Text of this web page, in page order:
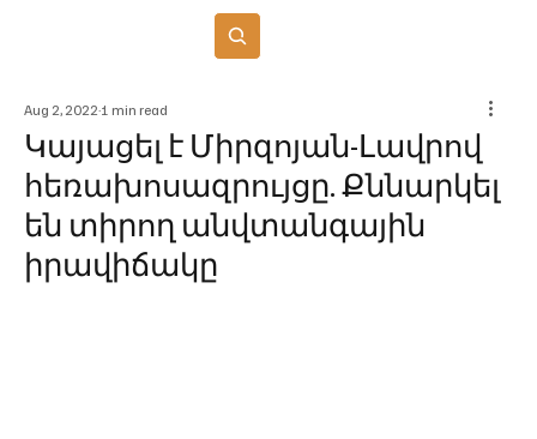
Կայացել է Միրզոյան-Լավրով
հեռախոսազրույցը. Քննարկել
են տիրող անվտանգային
իրավիճակը
Aug 2, 2022 1 min read